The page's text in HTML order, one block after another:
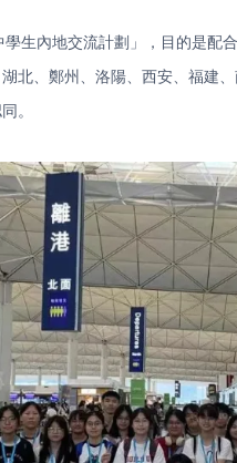
生內地交流計劃」，目的是配
北、鄭州、洛陽、西安、福建
。